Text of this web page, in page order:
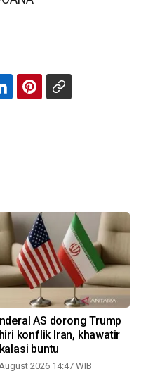
AS dorong Trump
konflik Iran, khawatir
buntu
2026 14:47 WIB